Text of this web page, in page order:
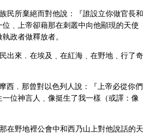
民所棄絕而對他說：『誰設立你做官長和
﹑上帝卻藉那在刺叢中向他顯現的天使
政者做釋放者。
出來﹐在埃及﹑在紅海﹑在野地﹑行了奇
西﹐那曾對以色列人說：『上帝必從你們
一位神言人﹑像挺生了我一樣（或譯：像
在野地裡公會中和西乃山上對他說話的天